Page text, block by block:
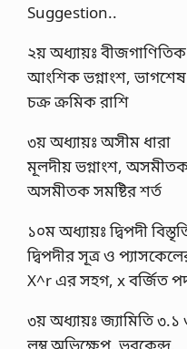
Suggestion..
২য় অধ্যায়ঃ বীজগাণিতিক
আংশিক ভগ্নাংশ,
চক্র ক্রমিক রাশি
৩য় অধ্যায়ঃ অসীম ধারা
মূলদীয় ভগ্নাংশ, অসমীতক
অসমীতক সমষ্টির শর্ত
১০ম অধ্যায়ঃ দ্বিপদী
দ্বিপদীর সূত্র ও
X^r এর সহগ, x বর্জিত
৩য় অধ্যায়ঃ জ্যামিতি
লম্ব অভিক্ষেপ, ভরকেন্দ্র,